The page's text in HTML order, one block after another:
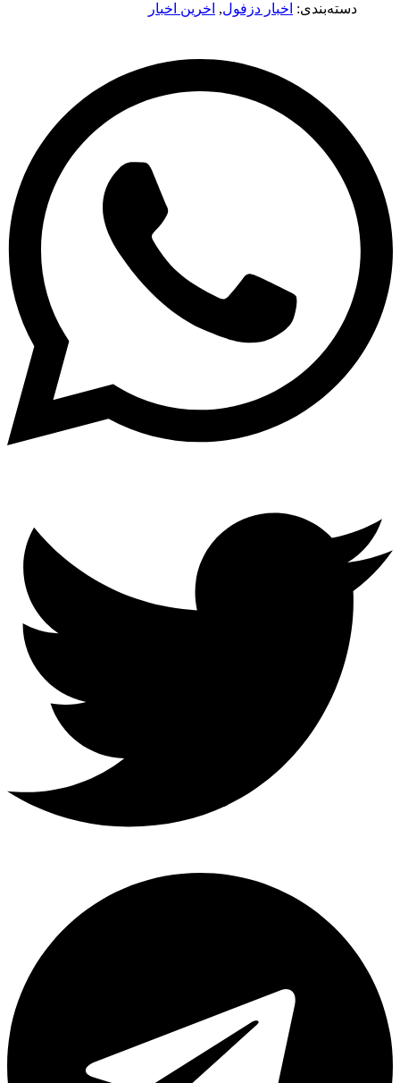
دسته‌بندی: اخبار دزفول, اخرین اخبار